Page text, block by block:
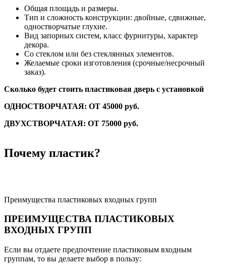
Общая площадь и размеры.
Тип и сложность конструкции: двойные, сдвижные,
одностворчатые глухие.
Вид запорных систем, класс фурнитуры, характер
декора.
Со стеклом или без стеклянных элементов.
Желаемые сроки изготовления (срочные/несрочный
заказ).
Сколько будет стоить пластиковая дверь с установкой
ОДНОСТВОРЧАТАЯ: ОТ 45000 руб.
ДВУХСТВОРЧАТАЯ: ОТ 75000 руб.
Почему пластик?
Преимущества пластиковых входных групп
ПРЕИМУЩЕСТВА ПЛАСТИКОВЫХ
ВХОДНЫХ ГРУПП
Если вы отдаете предпочтение пластиковым входным
группам, то вы делаете выбор в пользу: